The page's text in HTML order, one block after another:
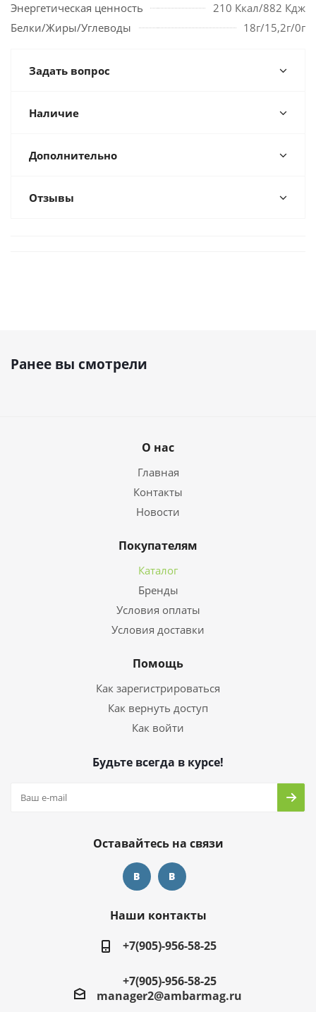
Энергетическая ценность
210 Ккал/882 Кдж
Белки/Жиры/Углеводы
18г/15,2г/0г
Задать вопрос
Наличие
Дополнительно
Отзывы
Ранее вы смотрели
О нас
Главная
Контакты
Новости
Покупателям
Каталог
Бренды
Условия оплаты
Условия доставки
Помощь
Как зарегистрироваться
Как вернуть доступ
Как войти
Будьте всегда в курсе!
Оставайтесь на связи
Наши контакты
+7(905)-956-58-25
+7(905)-956-58-25
manager2@ambarmag.ru